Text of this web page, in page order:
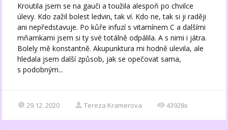
Kroutila jsem se na gauči a toužila alespoň po chvilce
úlevy. Kdo zažil bolest ledvin, tak ví. Kdo ne, tak si ji raději
ani nepředstavuje. Po kůře infuzí s vitamínem C a dalšími
mňamkami jsem si ty své totálně odpálila. A s nimi i játra.
Bolely mě konstantně. Akupunktura mi hodně ulevila, ale
hledala jsem další způsob, jak se opečovat sama,
s podobným...
29.12. 2020 Tereza Kramerova 43928x